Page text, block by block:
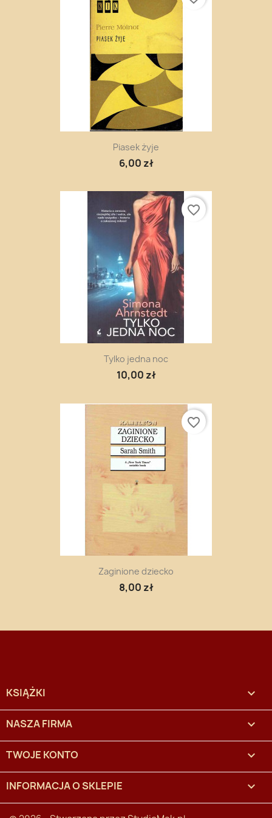
Piasek żyje
6,00 zł
Tylko jedna noc
10,00 zł
favorite_border
Zaginione dziecko
8,00 zł
favorite_border
KSIĄŻKI 
NASZA FIRMA 
TWOJE KONTO 
INFORMACJA O SKLEPIE keyboard_arrow_down